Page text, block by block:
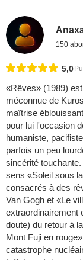
150
5,0
«Rêves» (1989)
méconnue de
maîtrise
pour lui l'occasion
humaniste,
parfois un peu
sincérité
sens «Soleil sous
consacrés à des
Van Gogh et «Le
extraordinairement
doute) du retour à
Mont Fuji en
catastrophe